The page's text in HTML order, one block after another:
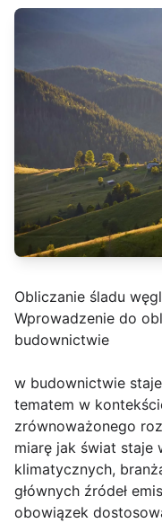
Obliczanie śladu
Wprowadzenie do
budownictwie
w budownictwie
tematem w
zrównoważonego
miarę jak świat staje
klimatycznych,
głównych źródeł
obowiązek